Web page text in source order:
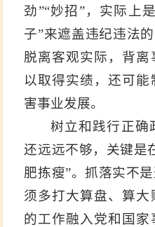
劲”“妙招”，实际上
子”来遮盖违纪违法
脱离客观实际，背
以取得实绩，还可
害事业发展。
树立和践行正确
还远远不够，关键是
肥拣瘦”。抓落实不
须多打大算盘、算大
的工作融入党和国